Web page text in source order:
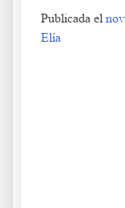
Publicada el
Elía